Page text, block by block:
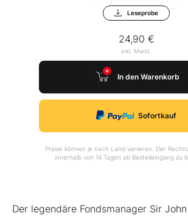
Leseprobe
24,90 €
inkl. Mwst.
In den Warenkorb
Sofortkauf
Preise können je nach Land variieren. Der
innerhalb von 14 Tagen ab Bestelleingang zu
Der legendäre Fondsmanager Sir